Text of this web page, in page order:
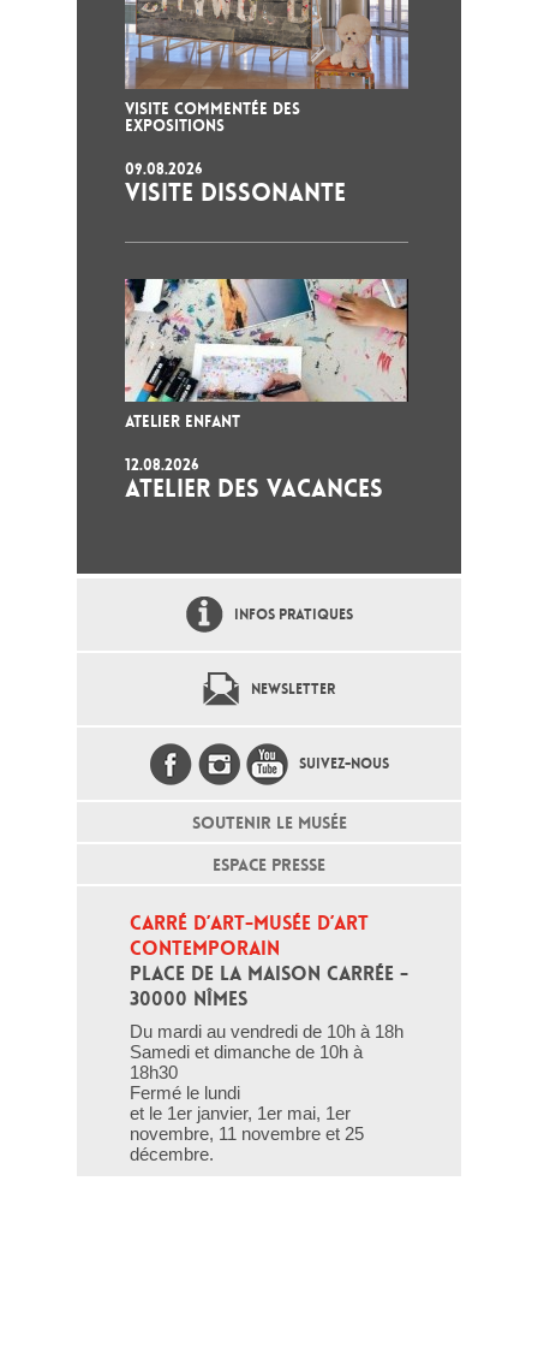
VISITE COMMENTÉE DES
EXPOSITIONS
09.08.2026
VISITE DISSONANTE
ATELIER ENFANT
12.08.2026
ATELIER DES VACANCES
INFOS PRATIQUES
NEWSLETTER
SUIVEZ-NOUS
SOUTENIR LE MUSÉE
ESPACE PRESSE
CARRÉ D’ART-MUSÉE D’ART
CONTEMPORAIN
PLACE DE LA MAISON CARRÉE -
30000 NÎMES
Du mardi au vendredi de 10h à 18h
Samedi et dimanche de 10h à
18h30
Fermé le lundi
et le 1er janvier, 1er mai, 1er
novembre, 11 novembre et 25
décembre.